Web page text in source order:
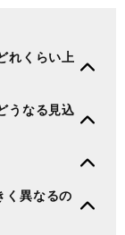
れくらい上
うなる見込
く異なるの